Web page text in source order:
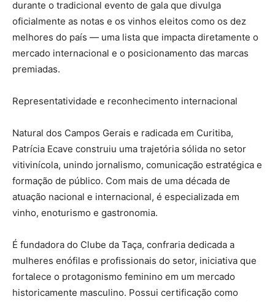
durante o tradicional evento de gala que divulga
oficialmente as notas e os vinhos eleitos como os dez
melhores do país — uma lista que impacta diretamente o
mercado internacional e o posicionamento das marcas
premiadas.
Representatividade e reconhecimento internacional
Natural dos Campos Gerais e radicada em Curitiba,
Patrícia Ecave construiu uma trajetória sólida no setor
vitivinícola, unindo jornalismo, comunicação estratégica e
formação de público. Com mais de uma década de
atuação nacional e internacional, é especializada em
vinho, enoturismo e gastronomia.
É fundadora do Clube da Taça, confraria dedicada a
mulheres enófilas e profissionais do setor, iniciativa que
fortalece o protagonismo feminino em um mercado
historicamente masculino. Possui certificação como